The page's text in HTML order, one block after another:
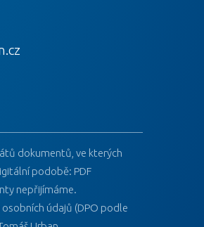
dokumentů, ve kterých
podobě: PDF
nepřijímáme.
údajů (DPO podle